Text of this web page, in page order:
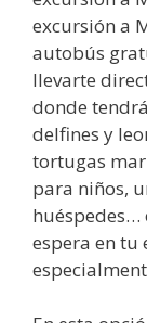
excursión a
autobús
llevarte
donde
delfines y
tortugas
para niños,
huéspedes…
espera en tu